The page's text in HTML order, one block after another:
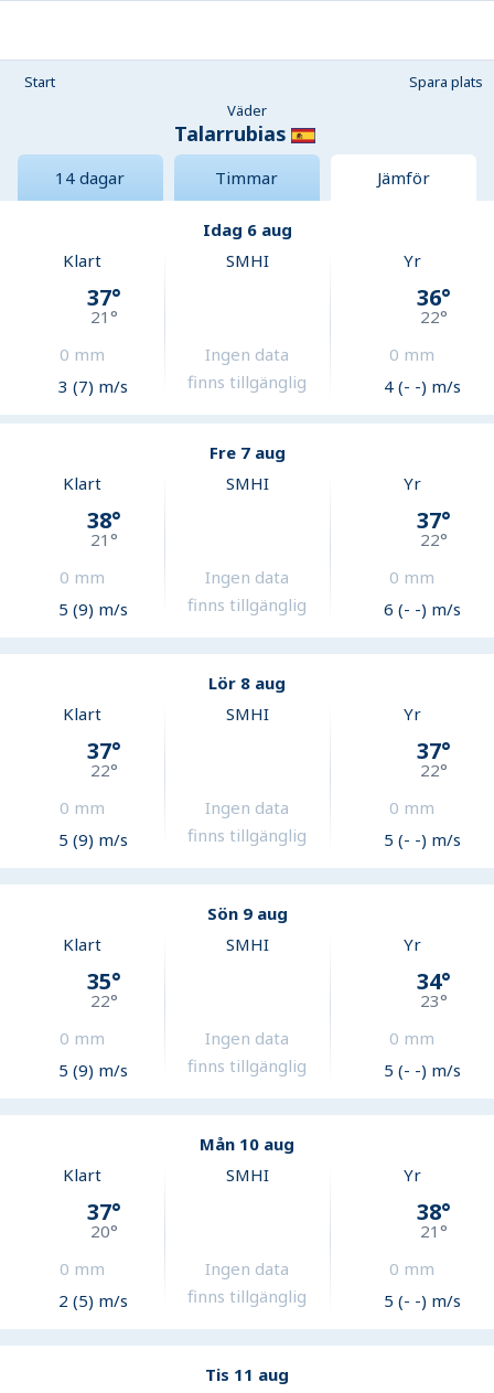
Start
Spara plats
Väder
Talarrubias
14 dagar Timmar Jämför
Idag 6 aug
Klart
37°
21°
0 mm
3 (7) m/s
SMHI
Ingen data
finns tillgänglig
Yr
36°
22°
0 mm
4 (- -) m/s
Fre 7 aug
Klart
38°
21°
0 mm
5 (9) m/s
SMHI
Ingen data
finns tillgänglig
Yr
37°
22°
0 mm
6 (- -) m/s
Lör 8 aug
Klart
37°
22°
0 mm
5 (9) m/s
SMHI
Ingen data
finns tillgänglig
Yr
37°
22°
0 mm
5 (- -) m/s
Sön 9 aug
Klart
35°
22°
0 mm
5 (9) m/s
SMHI
Ingen data
finns tillgänglig
Yr
34°
23°
0 mm
5 (- -) m/s
Mån 10 aug
Klart
37°
20°
0 mm
2 (5) m/s
SMHI
Ingen data
finns tillgänglig
Yr
38°
21°
0 mm
5 (- -) m/s
Tis 11 aug